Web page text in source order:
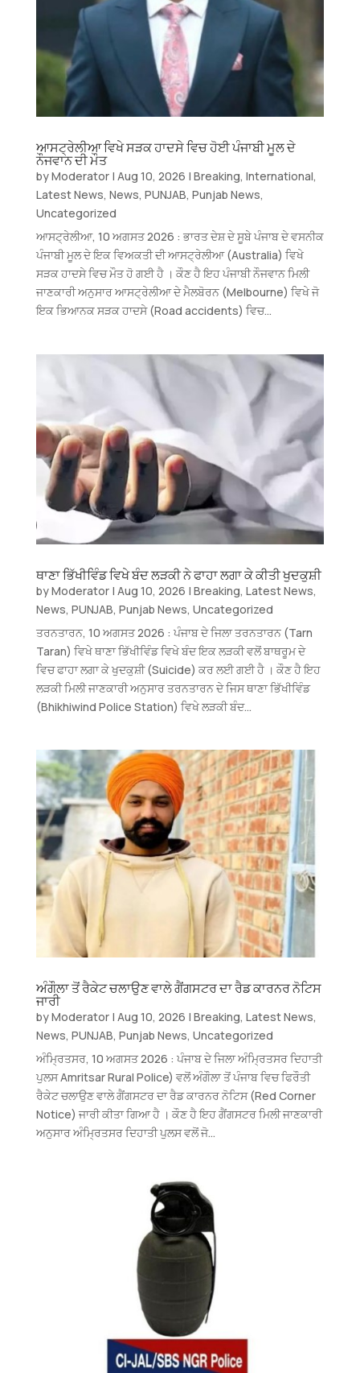
ਆਸਟ੍ਰੇਲੀਆ ਵਿਖੇ ਸੜਕ ਹਾਦਸੇ ਵਿਚ ਹੋਈ ਪੰਜਾਬੀ ਮੂਲ ਦੇ
ਨੌਜਵਾਨ ਦੀ ਮੌਤ
byModerator| Aug 10, 2026 | Breaking, International,
Latest News, News, PUNJAB, Punjab News,
Uncategorized
ਆਸਟ੍ਰੇਲੀਆ, 10 ਅਗਸਤ 2026 : ਭਾਰਤ ਦੇਸ਼ ਦੇ ਸੂਬੇ ਪੰਜਾਬ ਦੇ ਵਸਨੀਕ
ਪੰਜਾਬੀ ਮੂਲ ਦੇ ਇਕ ਵਿਅਕਤੀ ਦੀ ਆਸਟ੍ਰੇਲੀਆ (Australia) ਵਿਖੇ
ਸੜਕ ਹਾਦਸੇ ਵਿਚ ਮੌਤ ਹੋ ਗਈ ਹੈ । ਕੌਣ ਹੈ ਇਹ ਪੰਜਾਬੀ ਨੌਜਵਾਨ ਮਿਲੀ
ਜਾਣਕਾਰੀ ਅਨੁਸਾਰ ਆਸਟ੍ਰੇਲੀਆ ਦੇ ਮੈਲਬੋਰਨ (Melbourne) ਵਿਖੇ ਜੋ
ਇਕ ਭਿਆਨਕ ਸੜਕ ਹਾਦਸੇ (Road accidents) ਵਿਚ...
ਥਾਣਾ ਭਿੱਖੀਵਿੰਡ ਵਿਖੇ ਬੰਦ ਲੜਕੀ ਨੇ ਫਾਹਾ ਲਗਾ ਕੇ ਕੀਤੀ ਖੁਦਕੁਸ਼ੀ
byModerator| Aug 10, 2026 | Breaking, Latest News,
News, PUNJAB, Punjab News, Uncategorized
ਤਰਨਤਾਰਨ, 10 ਅਗਸਤ 2026 : ਪੰਜਾਬ ਦੇ ਜਿਲਾ ਤਰਨਤਾਰਨ (Tarn
Taran) ਵਿਖੇ ਥਾਣਾ ਭਿੱਖੀਵਿੰਡ ਵਿਖੇ ਬੰਦ ਇਕ ਲੜਕੀ ਵਲੋਂ ਬਾਥਰੂਮ ਦੇ
ਵਿਚ ਫਾਹਾ ਲਗਾ ਕੇ ਖੁਦਕੁਸ਼ੀ (Suicide) ਕਰ ਲਈ ਗਈ ਹੈ । ਕੌਣ ਹੈ ਇਹ
ਲੜਕੀ ਮਿਲੀ ਜਾਣਕਾਰੀ ਅਨੁਸਾਰ ਤਰਨਤਾਰਨ ਦੇ ਜਿਸ ਥਾਣਾ ਭਿੱਖੀਵਿੰਡ
(Bhikhiwind Police Station) ਵਿਖੇ ਲੜਕੀ ਬੰਦ...
ਅੰਗੌਲਾ ਤੋਂ ਰੈਕੇਟ ਚਲਾਉਣ ਵਾਲੇ ਗੈਂਗਸਟਰ ਦਾ ਰੈਡ ਕਾਰਨਰ ਨੋਟਿਸ
ਜਾਰੀ
byModerator| Aug 10, 2026 | Breaking, Latest News,
News, PUNJAB, Punjab News, Uncategorized
ਅੰਮ੍ਰਿਤਸਰ, 10 ਅਗਸਤ 2026 : ਪੰਜਾਬ ਦੇ ਜਿਲਾ ਅੰਮ੍ਰਿਤਸਰ ਦਿਹਾਤੀ
ਪੁਲਸ Amritsar Rural Police) ਵਲੋਂ ਅੰਗੌਲਾ ਤੋਂ ਪੰਜਾਬ ਵਿਚ ਫਿਰੌਤੀ
ਰੈਕੇਟ ਚਲਾਉਣ ਵਾਲੇ ਗੈਂਗਸਟਰ ਦਾ ਰੈਡ ਕਾਰਨਰ ਨੋਟਿਸ (Red Corner
Notice) ਜਾਰੀ ਕੀਤਾ ਗਿਆ ਹੈ । ਕੌਣ ਹੈ ਇਹ ਗੈਂਗਸਟਰ ਮਿਲੀ ਜਾਣਕਾਰੀ
ਅਨੁਸਾਰ ਅੰਮ੍ਰਿਤਸਰ ਦਿਹਾਤੀ ਪੁਲਸ ਵਲੋਂ ਜੋ...